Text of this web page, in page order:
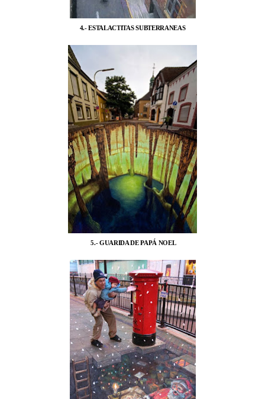
4.- ESTALACTITAS SUBTERRANEAS
5.- GUARIDA DE PAPÁ NOEL